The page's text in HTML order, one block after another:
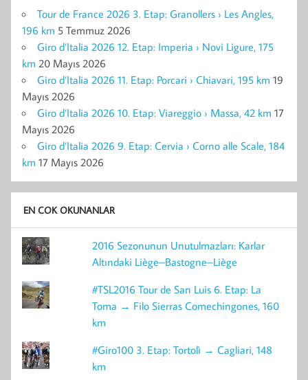
Tour de France 2026 3. Etap: Granollers › Les Angles,
196 km 5 Temmuz 2026
Giro d’Italia 2026 12. Etap: Imperia › Novi Ligure, 175
km 20 Mayıs 2026
Giro d’Italia 2026 11. Etap: Porcari › Chiavari, 195 km 19
Mayıs 2026
Giro d’Italia 2026 10. Etap: Viareggio › Massa, 42 km 17
Mayıs 2026
Giro d’Italia 2026 9. Etap: Cervia › Corno alle Scale, 184
km 17 Mayıs 2026
EN ÇOK OKUNANLAR
2016 Sezonunun Unutulmazları: Karlar
Altındaki Liège–Bastogne–Liège
#TSL2016 Tour de San Luis 6. Etap: La
Toma → Filo Sierras Comechingones, 160
km
#Giro100 3. Etap: Tortolì → Cagliari, 148
km